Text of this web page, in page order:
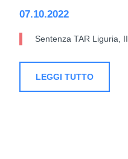
07.10.2022
Sentenza TAR Liguria,
LEGGI TUTTO